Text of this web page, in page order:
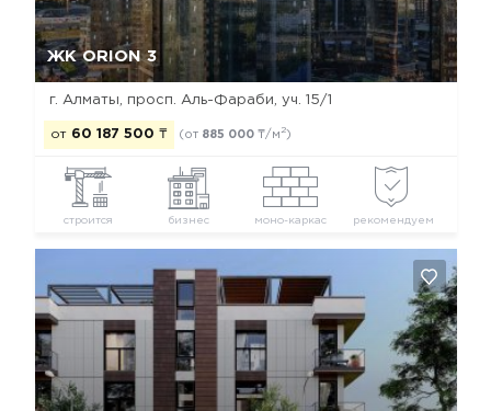
ЖК ORION 3
г. Алматы, просп. Аль-Фараби, уч. 15/1
от 60 187 500 ₸ (от 885 000 ₸/м2)
строится бизнес моно-каркас рекомендуем
Да, удалить Отмена